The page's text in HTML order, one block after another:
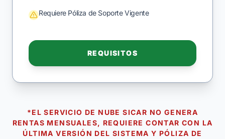
Requiere Póliza de Soporte Vigente
REQUISITOS
*EL SERVICIO DE NUBE SICAR NO GENERA
RENTAS MENSUALES, REQUIERE CONTAR CON LA
ÚLTIMA VERSIÓN DEL SISTEMA Y PÓLIZA DE